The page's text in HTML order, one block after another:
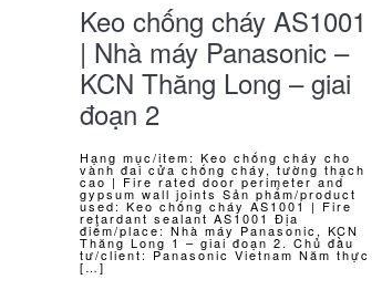
Keo chống cháy AS1001
| Nhà máy Panasonic –
KCN Thăng Long – giai
đoạn 2
Hạng mục/item: Keo chống cháy cho
vành đai cửa chống cháy, tường thạch
cao | Fire rated door perimeter and
gypsum wall joints Sản phẩm/product
used: Keo chống cháy AS1001 | Fire
retardant sealant AS1001 Địa
điểm/place: Nhà máy Panasonic, KCN
Thăng Long 1 – giai đoạn 2. Chủ đầu
tư/client: Panasonic Vietnam Năm thực
[…]